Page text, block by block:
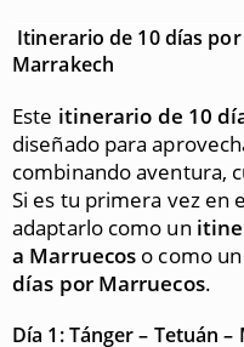
Itinerario de 10 días
Marrakech
Este itinerario de 10
diseñado para
combinando aventura,
Si es tu primera vez en
adaptarlo como un
a Marruecos o como
días por Marruecos.
Día 1: Tánger – Tetuán